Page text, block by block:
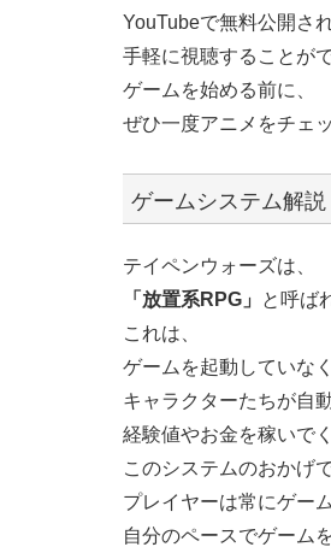
YouTubeで無料公開さ
手軽に視聴することが
ゲームを始める前に、
ぜひ一度アニメをチェ
ゲームシステム解
テイペンウォーズは、
「放置系RPG」
と呼ば
これは、
ゲームを起動していなく
キャラクターたちが自
経験値やお金を稼いで
このシステムのおかげで
プレイヤーは常にゲー
自分のペースでゲーム